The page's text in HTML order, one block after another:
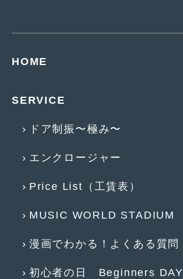
HOME
SERVICE
ドア制振〜極み〜
エンクロージャー
Price List（工賃表）
MUSIC WORLD STADIUM
漫画でわかる！よくある質問
初心者の日 Beginners DAY